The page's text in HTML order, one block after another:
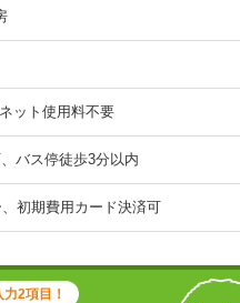
ット使用料不要
バス停徒歩3分以内
、初期費用カード決済可
2項目！